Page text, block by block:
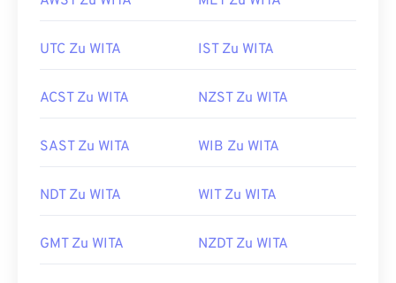
UTC Zu WITA IST Zu WITA
ACST Zu WITA NZST Zu WITA
SAST Zu WITA WIB Zu WITA
NDT Zu WITA WIT Zu WITA
GMT Zu WITA NZDT Zu WITA